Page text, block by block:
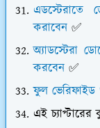
এডস্টেরাতে
করাবেন ✅
অ্যাডস্টেরা
করবেন ✅
ফুল ভেরিফাইড
এই